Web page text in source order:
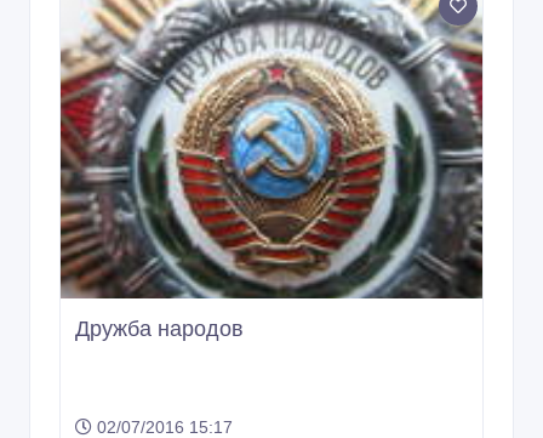
Дружба народов
02/07/2016 15:17